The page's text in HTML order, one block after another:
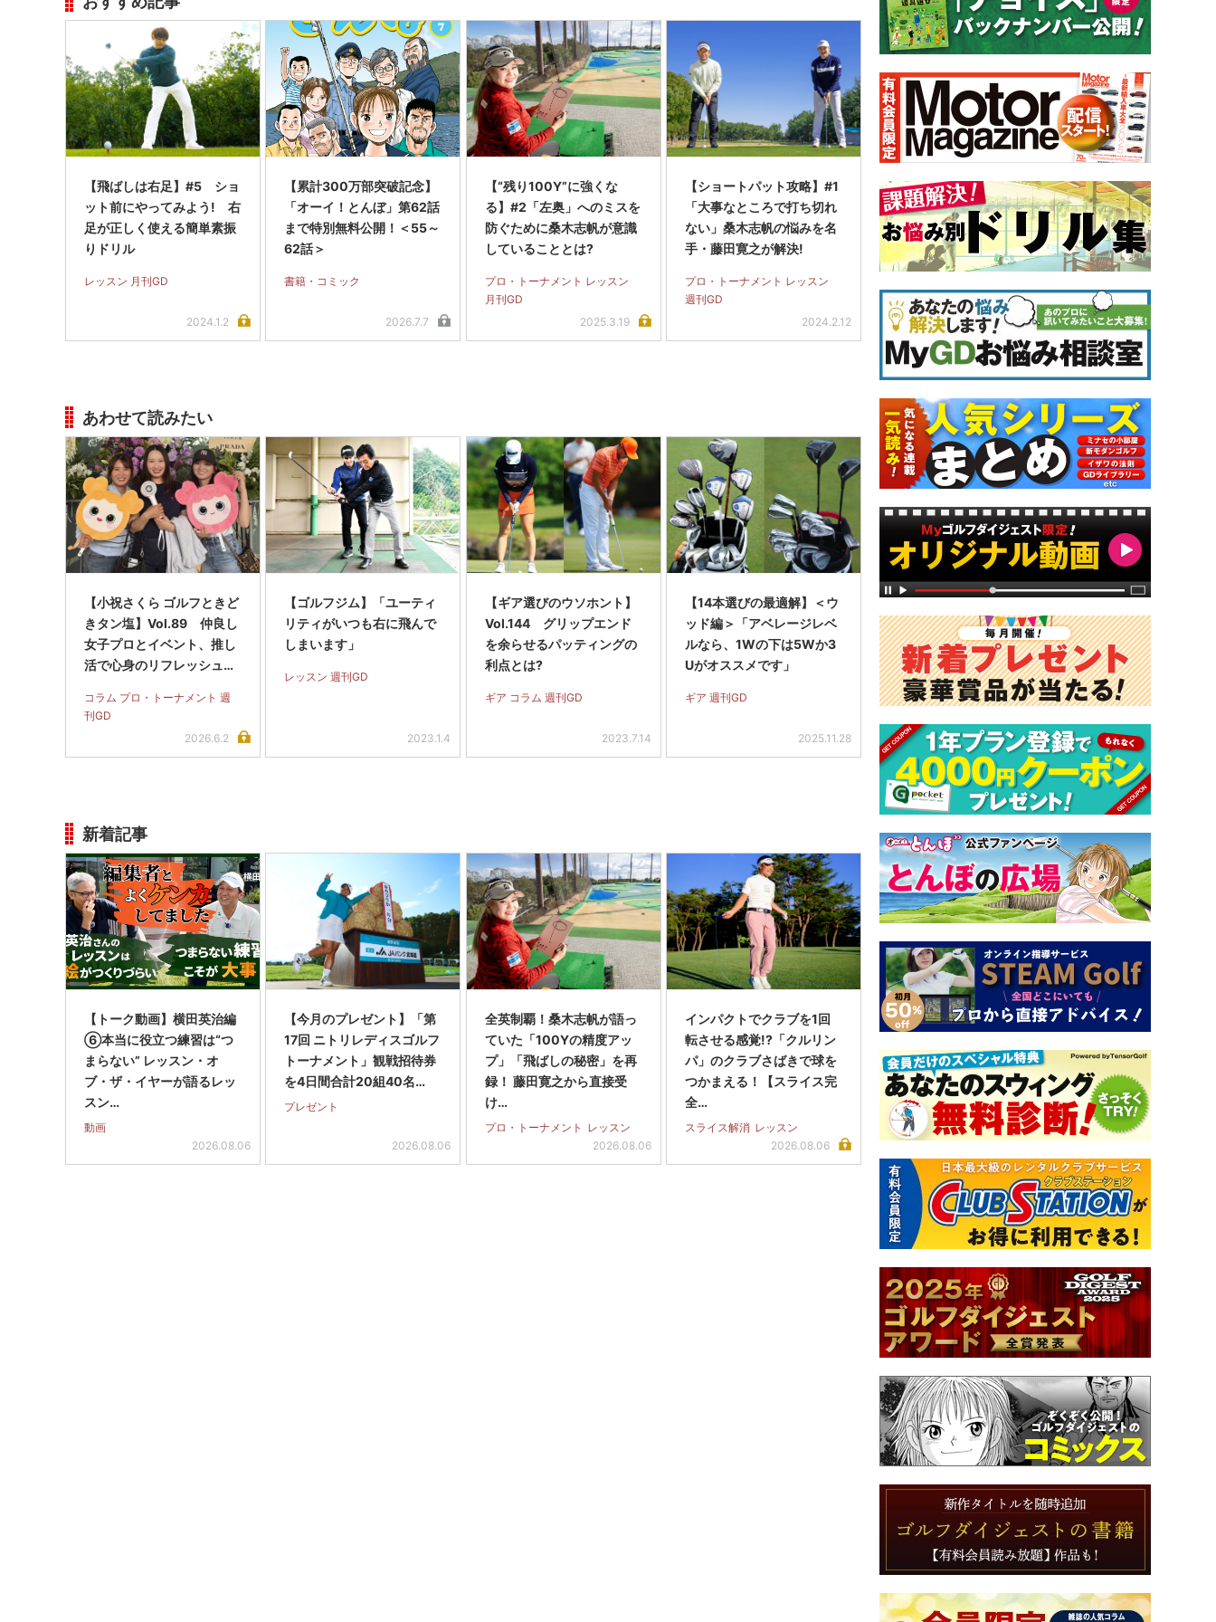
【飛ばしは右足】#5 ショ
ット前にやってみよう! 右
足が正しく使える簡単素振
りドリル
レッスン 月刊GD
2024.1.2
【累計300万部突破記念】
「オーイ！とんぼ」第62話
まで特別無料公開！＜55～
62話＞
書籍・コミック
2026.7.7
【“残り100Y”に強くな
る】#2「左奥」へのミスを
防ぐために桑木志帆が意識
していることとは?
プロ・トーナメント レッスン
月刊GD
2025.3.19
【ショートパット攻略】#1
「大事なところで打ち切れ
ない」桑木志帆の悩みを名
手・藤田寛之が解決!
プロ・トーナメント レッスン
週刊GD
2024.2.12
あわせて読みたい
【小祝さくら ゴルフときど
きタン塩】Vol.89 仲良し
女子プロとイベント、推し
活で心身のリフレッシュで
コラム プロ・トーナメント 週
刊GD
2026.6.2
【ゴルフジム】「ユーティ
リティがいつも右に飛んで
しまいます」
レッスン 週刊GD
2023.1.4
【ギア選びのウソホント】
Vol.144 グリップエンド
を余らせるパッティングの
利点とは?
ギア コラム 週刊GD
2023.7.14
【14本選びの最適解】＜ウ
ッド編＞「アベレージレベ
ルなら、1Wの下は5Wか3
Uがオススメです」
ギア 週刊GD
2025.11.28
新着記事
【トーク動画】横田英治編
⑥本当に役立つ練習は“つ
まらない” レッスン・オ
ブ・ザ・イヤーが語るレッ
スン…
動画
2026.08.06
【今月のプレゼント】「第
17回 ニトリレディスゴルフ
トーナメント」観戦招待券
を4日間合計20組40名…
プレゼント
2026.08.06
全英制覇！桑木志帆が語っ
ていた「100Yの精度アッ
プ」「飛ばしの秘密」を再
録！ 藤田寛之から直接受
け…
プロ・トーナメント レッスン
2026.08.06
インパクトでクラブを1回
転させる感覚!?「クルリン
パ」のクラブさばきで球を
つかまえる！【スライス完
全…
スライス解消 レッスン
2026.08.06